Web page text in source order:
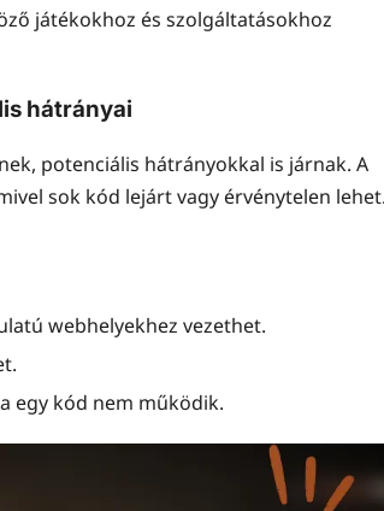
játékokhoz és szolgáltatásokhoz
hátrányai
potenciális hátrányokkal is járnak. A
sok kód lejárt vagy érvénytelen
webhelyekhez vezethet.
egy kód nem működik.